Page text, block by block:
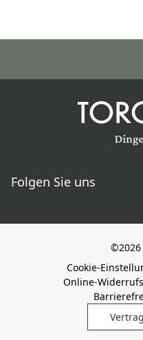
Folgen Sie uns
©2026
Cookie-
Online-